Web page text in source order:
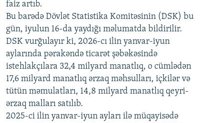
720p 1080p
720p
1080p
faiz artıb.
Bu barədə Dövlət Statistika Komitəsinin (DSK) bu
gün, iyulun 16-da yaydığı məlumatda bildirilir.
DSK vurğulayır ki, 2026-cı ilin yanvar-iyun
aylarında pərakəndə ticarət şəbəkəsində
istehlakçılara 32,4 milyard manatlıq, o cümlədən
17,6 milyard manatlıq ərzaq məhsulları, içkilər və
tütün məmulatları, 14,8 milyard manatlıq qeyri-
ərzaq malları satılıb.
2025-ci ilin yanvar-iyun ayları ilə müqayisədə